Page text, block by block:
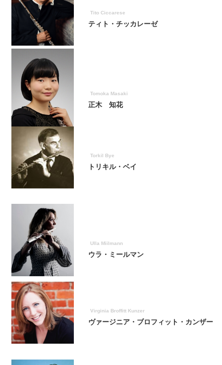
ティト・チッカレーゼ
Tito Ciccarese
正木 知花
Tomoka Masaki
トリキル・ベイ
Torkil Bye
ウラ・ミールマン
Ulla Miilmann
ヴァージニア・ブロフィット・カンザー
Virginia Broffitt Kunzer